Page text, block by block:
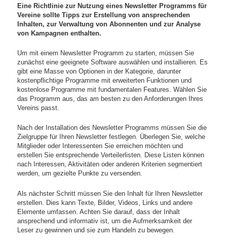
Eine Richtlinie zur Nutzung eines Newsletter Programms für
Vereine sollte Tipps zur Erstellung von ansprechenden
Inhalten, zur Verwaltung von Abonnenten und zur Analyse
von Kampagnen enthalten.
Um mit einem Newsletter Programm zu starten, müssen Sie
zunächst eine geeignete Software auswählen und installieren. Es
gibt eine Masse von Optionen in der Kategorie, darunter
kostenpflichtige Programme mit erweiterten Funktionen und
kostenlose Programme mit fundamentalen Features. Wählen Sie
das Programm aus, das am besten zu den Anforderungen Ihres
Vereins passt.
Nach der Installation des Newsletter Programms müssen Sie die
Zielgruppe für Ihren Newsletter festlegen. Überlegen Sie, welche
Mitglieder oder Interessenten Sie erreichen möchten und
erstellen Sie entsprechende Verteilerlisten. Diese Listen können
nach Interessen, Aktivitäten oder anderen Kriterien segmentiert
werden, um gezielte Punkte zu versenden.
Als nächster Schritt müssen Sie den Inhalt für Ihren Newsletter
erstellen. Dies kann Texte, Bilder, Videos, Links und andere
Elemente umfassen. Achten Sie darauf, dass der Inhalt
ansprechend und informativ ist, um die Aufmerksamkeit der
Leser zu gewinnen und sie zum Handeln zu bewegen.